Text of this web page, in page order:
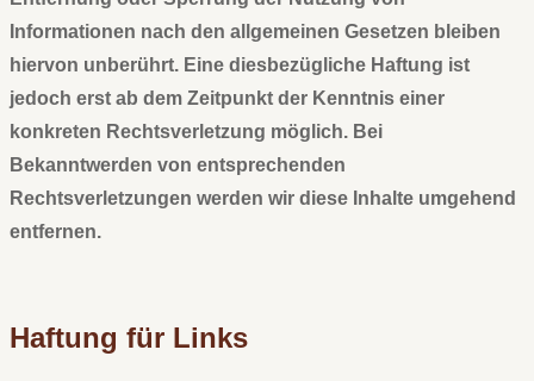
Informationen nach den allgemeinen Gesetzen bleiben
hiervon unberührt. Eine diesbezügliche Haftung ist
jedoch erst ab dem Zeitpunkt der Kenntnis einer
konkreten Rechtsverletzung möglich. Bei
Bekanntwerden von entsprechenden
Rechtsverletzungen werden wir diese Inhalte umgehend
entfernen.
Haftung für Links